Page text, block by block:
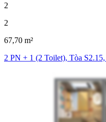
2
2
67,70 m²
2 PN + 1 (2 Toilet), Tòa